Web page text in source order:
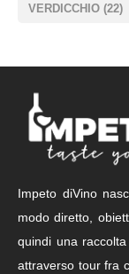
VERDICCHIO (22)
Impeto diVino
modo diretto,
quindi una
attraverso tour fra